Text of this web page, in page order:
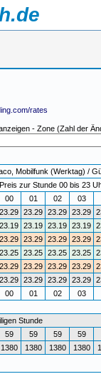
rates
- Zone (Zahl der
Mobilfunk (Werktag) /
Preis zur Stunde 00 bis 23
00 01 02 03
23.29 23.29 23.29 23.29
23.19 23.19 23.19 23.19
23.29 23.29 23.29 23.29
23.25 23.25 23.25 23.25
23.29 23.29 23.29 23.29
23.29 23.29 23.29 23.29
00 01 02 03
Stunde
59 59 59
59
1380 1380 1380 1380